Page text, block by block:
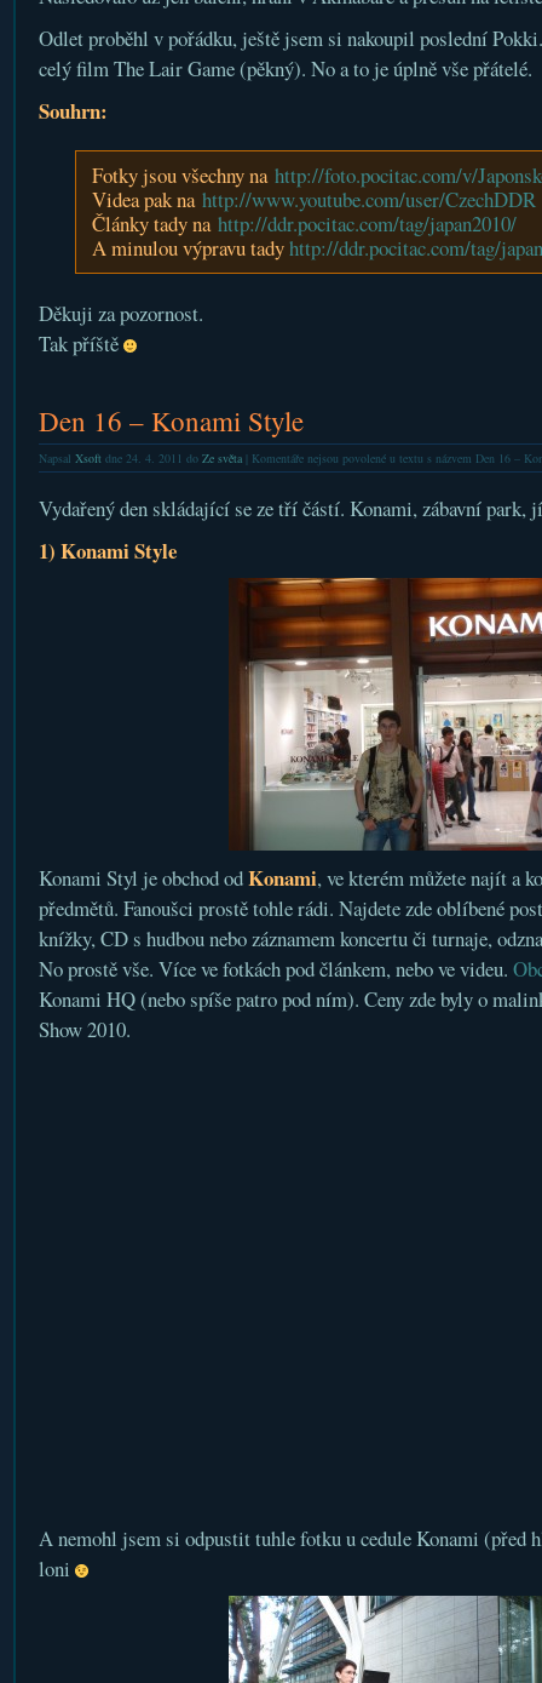
Odlet proběhl v pořádku, ještě jsem si nakoupil poslední
celý film The Lair Game (pěkný). No a to je úplně vše přátelé.
Souhrn:
Fotky jsou všechny na http://foto.pocitac.com/v/
Videa pak na http://www.youtube.com/user/CzechDDR
Články tady na http://ddr.pocitac.com/tag/japan2010/
A minulou výpravu tadyhttp://ddr.pocitac.com/tag/
Děkuji za pozornost.
Tak příště
Den 16 – Konami Style
Napsal Xsoftdne 24. 4. 2011 do Ze světa| Komentáře nejsou povolenéu textu s názvem Den 16 –
Vydařený den skládající se ze tří částí. Konami, zábavní park,
1) Konami Style
Konami Styl je obchod odKonami, ve kterém můžete najít a
předmětů. Fanoušci prostě tohle rádi. Najdete zde oblíbené
knížky, CD s hudbou nebo záznamem koncertu či turnaje,
No prostě vše. Více ve fotkách pod článkem, nebo ve videu.
Konami HQ (nebo spíše patro pod ním). Ceny zde byly o
Show 2010.
A nemohl jsem si odpustit tuhle fotku u cedule Konami (před
loni